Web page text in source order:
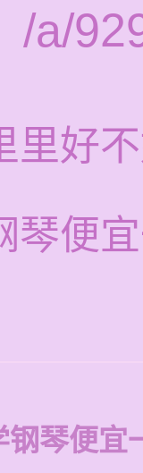
/a/
里好
琴便
钢琴便宜